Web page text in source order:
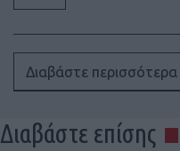
Διαβάστε περισσότερα
Διαβάστε επίσης